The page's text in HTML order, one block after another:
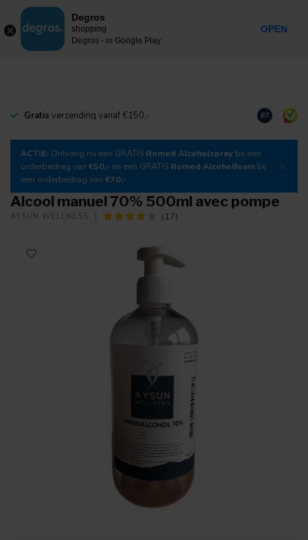
MENU
Gratis verzending vanaf €150,- Téléchargez
8.7
ACTIE: Ontvang nu een GRATIS Romed Alcoholspray bij een
orderbedrag van €50,- en een GRATIS Romed Alcoholfoam bij
een orderbedrag van €70,-
Alcool manuel 70% 500ml avec pompe
AYSUN WELLNESS (17)
Degros
shopping
Degros - in Google Play
OPEN